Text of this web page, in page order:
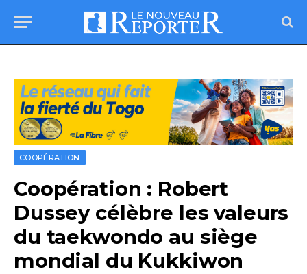
COOPÉRATION
Coopération : Robert
Dussey célèbre les valeurs
du taekwondo au siège
mondial du Kukkiwon